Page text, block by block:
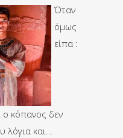
Όταν
όμως
είπα :
ο κόπανος δεν
και…